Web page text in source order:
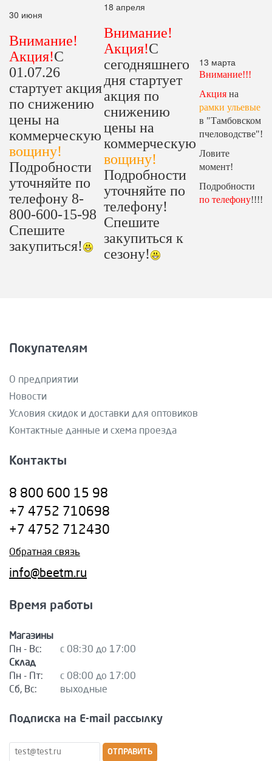
30 июня
Внимание!
Акция!С
01.07.26
стартует акция
по снижению
цены на
коммерческую
вощину!
Подробности
уточняйте по
телефону 8-
800-600-15-98
Спешите
закупиться!
18 апреля
Внимание!
Акция!С
сегодняшнего
дня стартует
акция по
снижению
цены на
коммерческую
вощину!
Подробности
уточняйте по
телефону!
Спешите
закупиться к
сезону!
13 марта
Внимание!!!
Акция на
рамки ульевые
в "Тамбовском
пчеловодстве"!
Ловите
момент!
Подробности
по телефону!!!!
Покупателям
О предприятии
Новости
Условия скидок и доставки для оптовиков
Контактные данные и схема проезда
Контакты
8 800 600 15 98
+7 4752 710698
+7 4752 712430
Обратная связь
info@beetm.ru
Время работы
Магазины
Пн - Вс:
с 08:30 до 17:00
Склад
Пн - Пт:
с 08:00 до 17:00
Сб, Вс:
выходные
Подписка на E-mail рассылку